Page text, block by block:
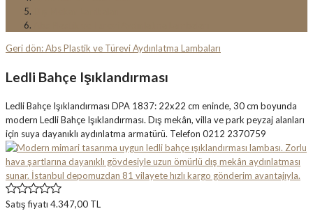
Geri dön: Abs Plastik ve Türevi Aydınlatma Lambaları
Ledli Bahçe Işıklandırması
Ledli Bahçe Işıklandırması DPA 1837: 22x22 cm eninde, 30 cm boyunda
modern Ledli Bahçe Işıklandırması. Dış mekân, villa ve park peyzaj alanları
için suya dayanıklı aydınlatma armatürü. Telefon 0212 2370759
Satış fiyatı 4.347,00 TL